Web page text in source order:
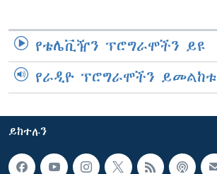
የቴሌቪዥን ፕሮግራሞችን ይዩ
የራዲዮ ፕሮግራሞችን ይመልከቱ
ይከተሉን